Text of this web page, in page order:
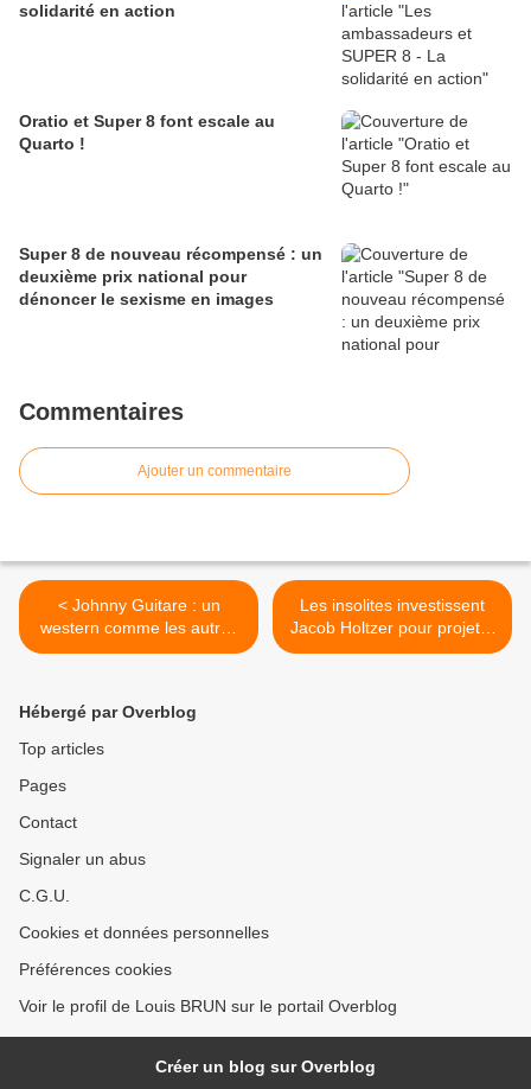
solidarité en action
Oratio et Super 8 font escale au
Quarto !
Super 8 de nouveau récompensé : un
deuxième prix national pour
dénoncer le sexisme en images
Commentaires
Ajouter un commentaire
< Johnny Guitare : un
western comme les autres
?
Les insolites investissent
Jacob Holtzer pour projeter
I.40 ! >
Hébergé par Overblog
Top articles
Pages
Contact
Signaler un abus
C.G.U.
Cookies et données personnelles
Préférences cookies
Voir le profil de Louis BRUN sur le portail Overblog
Créer un blog sur Overblog